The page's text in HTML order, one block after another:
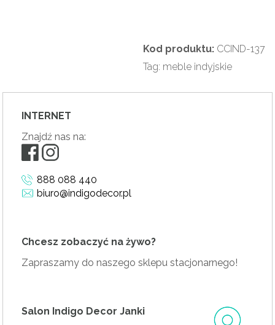
Kod produktu: CCIND-137
Tag: meble indyjskie
INTERNET
Znajdź nas na:
888 088 440
biuro@indigodecor.pl
Chcesz zobaczyć na żywo?
Zapraszamy do naszego sklepu stacjonarnego!
Salon Indigo Decor Janki